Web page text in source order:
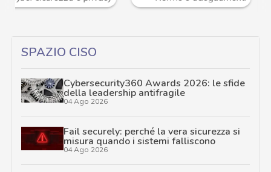
SPAZIO CISO
Cybersecurity360 Awards 2026: le sfide
della leadership antifragile
04 Ago 2026
Fail securely: perché la vera sicurezza si
misura quando i sistemi falliscono
04 Ago 2026